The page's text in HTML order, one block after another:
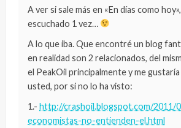
A ver si sale más en «En días como
escuchado 1 vez…
A lo que iba. Que encontré un blog
en realidad son 2 relacionados, del
el PeakOil principalmente y me
usted, por si no lo ha visto:
1.- http://crashoil.blogspot.com/2011/
economistas-no-entienden-el.html